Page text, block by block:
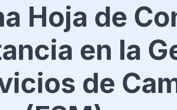
Hoja de
en la
de